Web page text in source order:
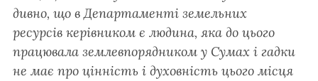
дивно, що в Департаменті земельних
ресурсів керівником є людина, яка до цього
працювала землевпорядником у Сумах і гадки
не має про цінність і духовність цього місця